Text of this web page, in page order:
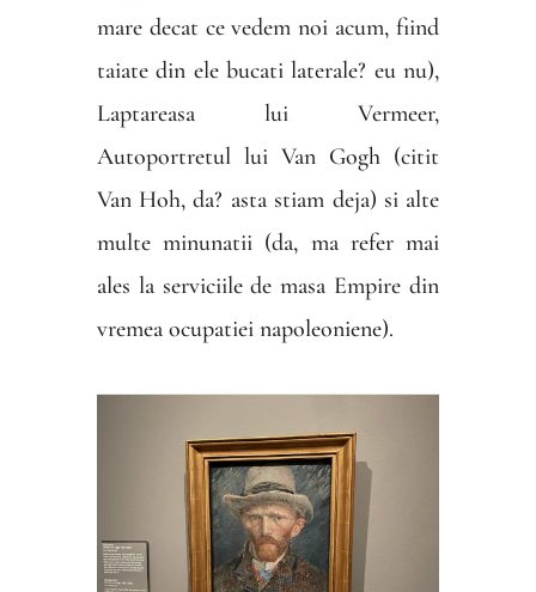
mare decat ce vedem noi acum, fiind
taiate din ele bucati laterale? eu nu),
Laptareasa lui Vermeer,
Autoportretul lui Van Gogh (citit
Van Hoh, da? asta stiam deja) si alte
multe minunatii (da, ma refer mai
ales la serviciile de masa Empire din
vremea ocupatiei napoleoniene).